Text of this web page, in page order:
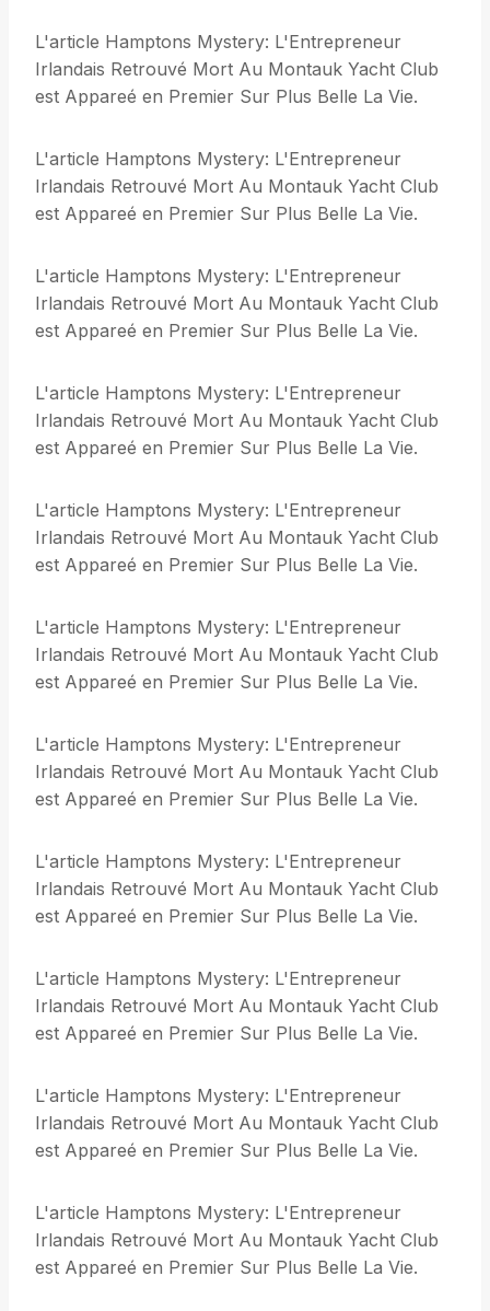
L'article Hamptons Mystery: L'Entrepreneur
Irlandais Retrouvé Mort Au Montauk Yacht Club
est Appareé en Premier Sur Plus Belle La Vie.
L'article Hamptons Mystery: L'Entrepreneur
Irlandais Retrouvé Mort Au Montauk Yacht Club
est Appareé en Premier Sur Plus Belle La Vie.
L'article Hamptons Mystery: L'Entrepreneur
Irlandais Retrouvé Mort Au Montauk Yacht Club
est Appareé en Premier Sur Plus Belle La Vie.
L'article Hamptons Mystery: L'Entrepreneur
Irlandais Retrouvé Mort Au Montauk Yacht Club
est Appareé en Premier Sur Plus Belle La Vie.
L'article Hamptons Mystery: L'Entrepreneur
Irlandais Retrouvé Mort Au Montauk Yacht Club
est Appareé en Premier Sur Plus Belle La Vie.
L'article Hamptons Mystery: L'Entrepreneur
Irlandais Retrouvé Mort Au Montauk Yacht Club
est Appareé en Premier Sur Plus Belle La Vie.
L'article Hamptons Mystery: L'Entrepreneur
Irlandais Retrouvé Mort Au Montauk Yacht Club
est Appareé en Premier Sur Plus Belle La Vie.
L'article Hamptons Mystery: L'Entrepreneur
Irlandais Retrouvé Mort Au Montauk Yacht Club
est Appareé en Premier Sur Plus Belle La Vie.
L'article Hamptons Mystery: L'Entrepreneur
Irlandais Retrouvé Mort Au Montauk Yacht Club
est Appareé en Premier Sur Plus Belle La Vie.
L'article Hamptons Mystery: L'Entrepreneur
Irlandais Retrouvé Mort Au Montauk Yacht Club
est Appareé en Premier Sur Plus Belle La Vie.
L'article Hamptons Mystery: L'Entrepreneur
Irlandais Retrouvé Mort Au Montauk Yacht Club
est Appareé en Premier Sur Plus Belle La Vie.